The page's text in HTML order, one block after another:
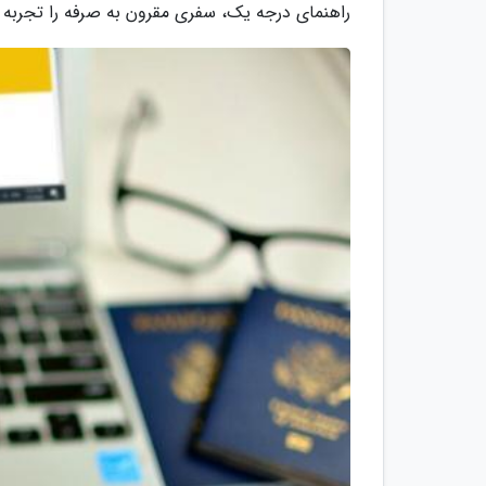
راهنمای درجه یک، سفری مقرون به صرفه را تجربه